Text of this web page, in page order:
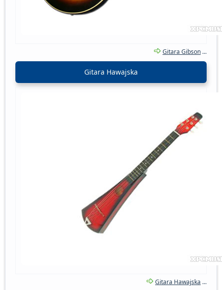
Gitara Gibson ...
Gitara Hawajska
Gitara Hawajska ...